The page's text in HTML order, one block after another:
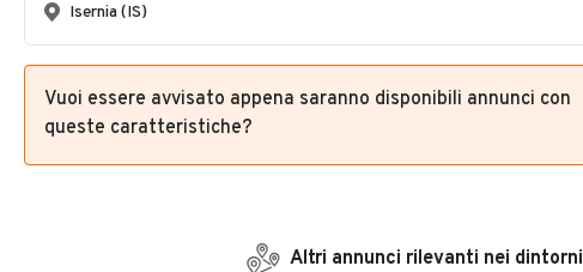
Isernia (IS)
Vuoi essere avvisato appena saranno disponibili annunci con
queste caratteristiche?
Altri annunci rilevanti nei dintorni